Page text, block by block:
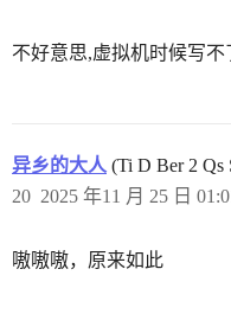
不好意思,虚拟机时候写不
异乡的大人 (Ti D Ber 2 Qs
2025 年11 月 25 日
20
嗷嗷嗷，原来如此